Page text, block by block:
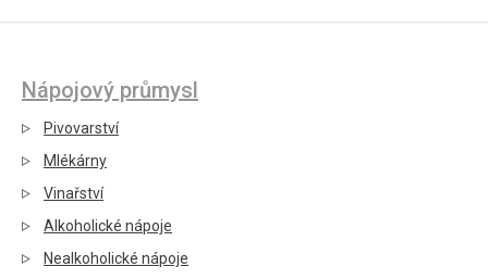
Nápojový průmysl
Pivovarství
Mlékárny
Vinařství
Alkoholické nápoje
Nealkoholické nápoje